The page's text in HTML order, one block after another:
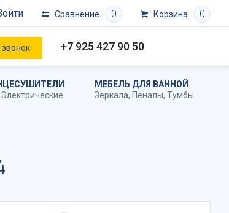
Сравнение 0 Корзина 0
звонок +7 925 427 90 50
Электрические
МЕБЕЛЬ ДЛЯ ВАННОЙ
Зеркала, Пеналы, Тумбы